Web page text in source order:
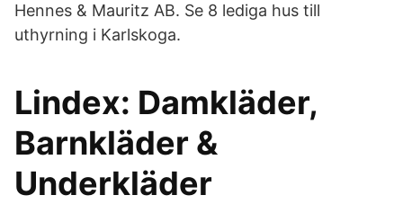
Hennes & Mauritz AB. Se 8 lediga hus till
uthyrning i Karlskoga.
Lindex: Damkläder,
Barnkläder &
Underkläder